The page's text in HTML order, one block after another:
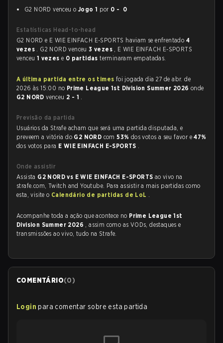
G2 NORD venceu o Jogo 1 por 0 - 0
Estatísticas Head-to-head
G2 NORD e E WIE EINFACH E-SPORTS haviam se enfrentado 4
vezes . G2 NORD venceu3 vezes , E WIE EINFACH E-SPORTS
venceu 1 vezese 0 partidasterminaram empatadas.
A última partida entre os times foi jogada dia 27 de abr. de
2026 às 15:00 no Prime League 1st Division Summer 2026onde
G2 NORDvenceu 2 - 1 .
Previsão da partida
Usuários da Strafe acham que será uma partida disputada, e
preveem a vitória do G2 NORD com53% dos votos a seu favor e47%
dos votos para E WIE EINFACH E-SPORTS .
Onde assistir
Assista G2 NORD vs E WIE EINFACH E-SPORTS ao vivo na
strafe.com, Twitch and Youtube. Para assistir a mais partidas como
esta, visite o Calendário de partidas de LoL .
Acompanhe toda a ação que acontece no Prime League 1st
Division Summer 2026 , assim como as VODs, destaques e
transmissões ao vivo, tudo na Strafe.
COMENTÁRIO(0)
Login para comentar sobre esta partida